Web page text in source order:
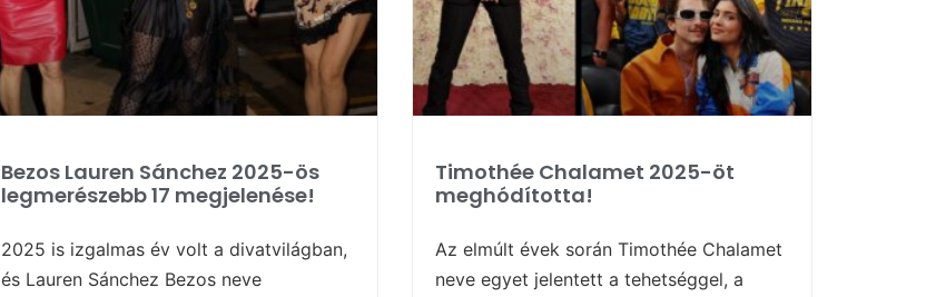
Bezos Lauren Sánchez 2025-ös
legmerészebb 17 megjelenése!
2025 is izgalmas év volt a divatvilágban,
és Lauren Sánchez Bezos neve
Timothée Chalamet 2025-öt
meghódította!
Az elmúlt évek során Timothée Chalamet
neve egyet jelentett a tehetséggel, a